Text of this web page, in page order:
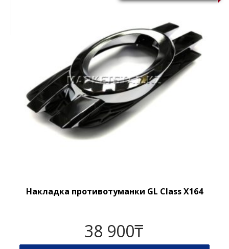
Накладка противотуманки GL Class X164
38 900₸